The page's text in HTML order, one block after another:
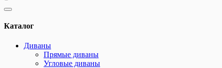
Каталог
Диваны
Прямые диваны
Угловые диваны